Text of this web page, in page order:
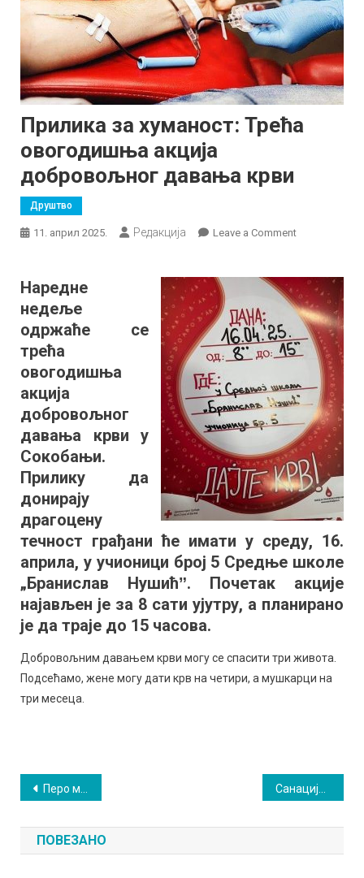
Прилика за хуманост: Трећа
овогодишња акција
добровољног давања крви
Друштво
11. април 2025. Редакција Leave a Commenton
хуманост:
Трећа
овогодишња
акција
давања
крви
Наредне
недеље
одржаће се
трећа
овогодишња
акција
добровољног
давања крви у
Сокобањи.
Прилику да
донирају
драгоцену
течност грађани ће имати у среду, 16.
априла, у учионици број 5 Средње школе
„Бранислав Нушићˮ. Почетак акције
најављен је за 8 сати ујутру, а планирано
је да траје до 15 часова.
Добровољним давањем крви могу се спасити три живота.
Подсећамо, жене могу дати крв на четири, а мушкарци на
три месеца.
Кретање
чланка
Перо младих стваралаца задивило жири: Међу њима су будући књижевници
ПОВЕЗАНО